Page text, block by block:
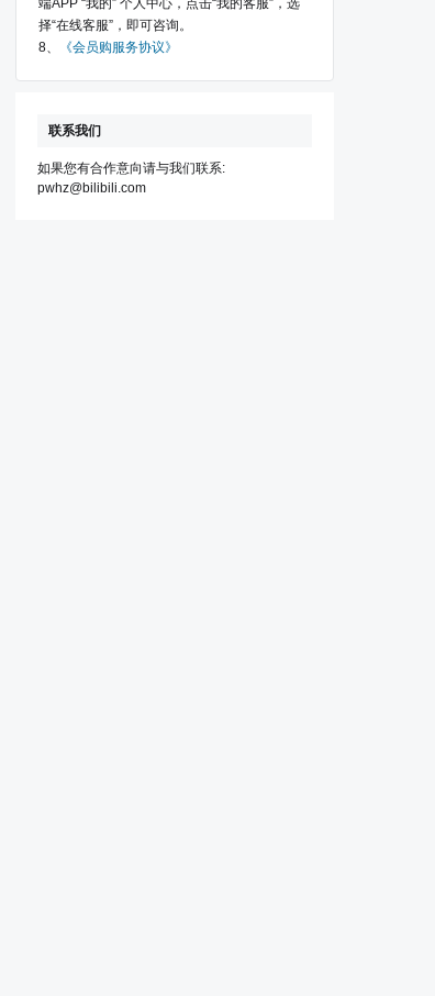
端APP “我的” 个人中心，点击“我的客服”，选
择“在线客服”，即可咨询。
8、
《会员购服务协议》
联系我们
如果您有合作意向请与我们联系:
pwhz@bilibili.com